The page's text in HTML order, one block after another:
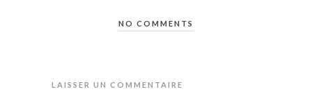
NO COMMENTS
LAISSER UN COMMENTAIRE